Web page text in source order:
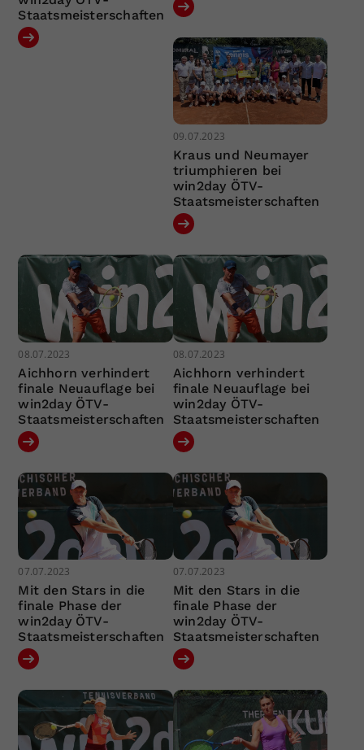
Staatsmeisterschaften
09.07.2023
Kraus und Neumayer
triumphieren bei
win2day ÖTV-
Staatsmeisterschaften
08.07.2023
Aichhorn verhindert
finale Neuauflage bei
win2day ÖTV-
Staatsmeisterschaften
08.07.2023
Aichhorn verhindert
finale Neuauflage bei
win2day ÖTV-
Staatsmeisterschaften
07.07.2023
Mit den Stars in die
finale Phase der
win2day ÖTV-
Staatsmeisterschaften
07.07.2023
Mit den Stars in die
finale Phase der
win2day ÖTV-
Staatsmeisterschaften